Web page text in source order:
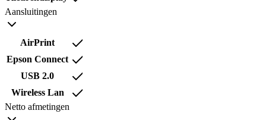
Aansluitingen
AirPrint
Epson Connect
USB 2.0
Wireless Lan
Netto afmetingen